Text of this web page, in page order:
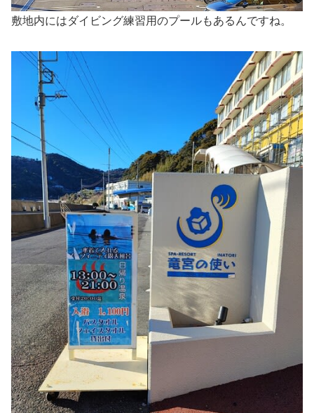
敷地内にはダイビング練習用のプールもあるんですね。